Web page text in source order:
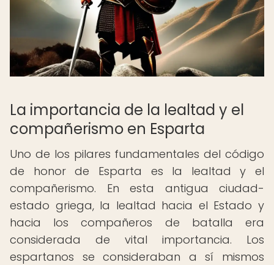
La importancia de la lealtad y el
compañerismo en Esparta
Uno de los pilares fundamentales del código
de honor de Esparta es la lealtad y el
compañerismo. En esta antigua ciudad-
estado griega, la lealtad hacia el Estado y
hacia los compañeros de batalla era
considerada de vital importancia. Los
espartanos se consideraban a sí mismos